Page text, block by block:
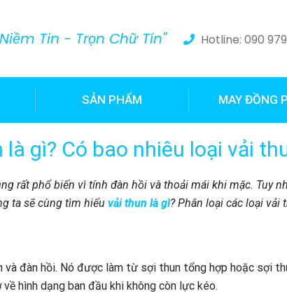
Tin - Trọn Chữ Tín" Hotline: 090
SẢN PHẨM MAY ĐỒNG
là gì? Có bao nhiêu loại vải
rất phổ biến vì tính đàn hồi và thoải mái khi mặc. Tuy
ta sẽ cùng tìm hiểu vải thun là gì? Phân loại các loại vải
đàn hồi. Nó được làm từ sợi thun tổng hợp hoặc sợi
hình dạng ban đầu khi không còn lực kéo.